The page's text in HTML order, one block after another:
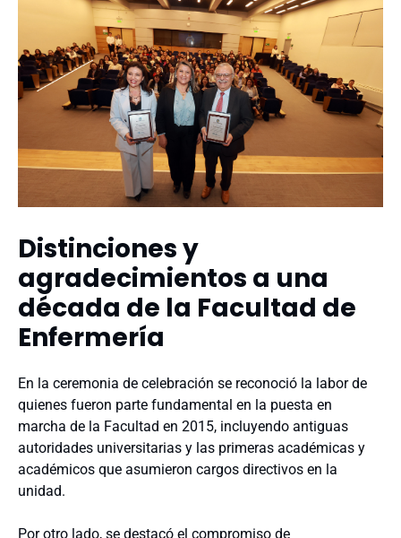
Distinciones y
agradecimientos a una
década de la Facultad de
Enfermería
En la ceremonia de celebración se reconoció la labor de
quienes fueron parte fundamental en la puesta en
marcha de la Facultad en 2015, incluyendo antiguas
autoridades universitarias y las primeras académicas y
académicos que asumieron cargos directivos en la
unidad.
Por otro lado, se destacó el compromiso de